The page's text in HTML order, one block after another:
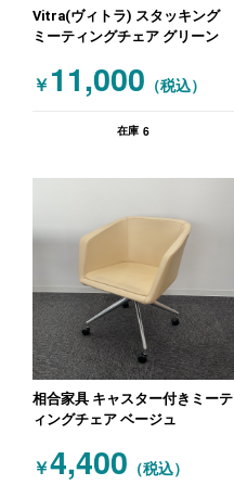
Vitra(ヴィトラ) スタッキング
ミーティングチェア グリーン
￥ 11,000 （税込）
在庫 6
相合家具 キャスター付きミーテ
ィングチェア ベージュ
￥4,400 （税込）